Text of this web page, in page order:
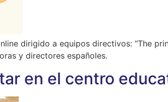
dirigido a equipos directivos: “The
y directores españoles.
en el centro